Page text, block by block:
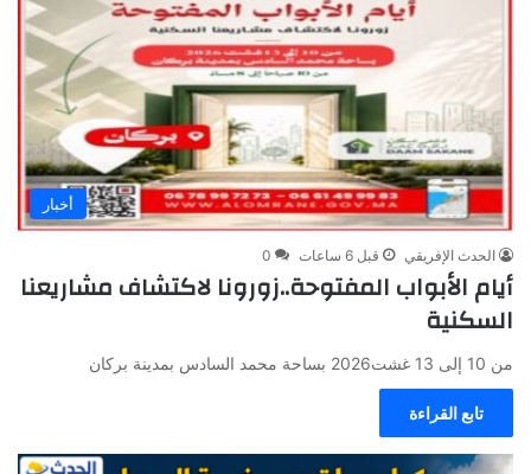
أخبار
الحدث الإفريقي قبل 6 ساعات 0
أيام الأبواب المفتوحة..زورونا لاكتشاف مشاريعنا
السكنية
من 10 إلى 13 غشت2026 بساحة محمد السادس بمدينة بركان
تابع القراءة